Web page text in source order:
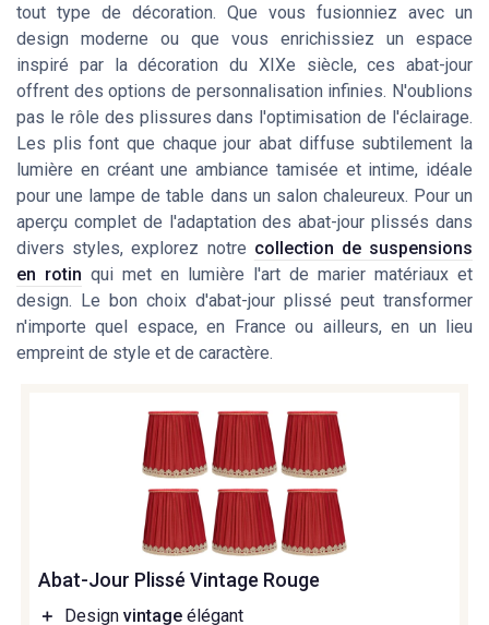
tout type de décoration. Que vous fusionniez avec un
design moderne ou que vous enrichissiez un espace
inspiré par la décoration du XIXe siècle, ces abat-jour
offrent des options de personnalisation infinies. N'oublions
pas le rôle des plissures dans l'optimisation de l'éclairage.
Les plis font que chaque jour abat diffuse subtilement la
lumière en créant une ambiance tamisée et intime, idéale
pour une lampe de table dans un salon chaleureux. Pour un
aperçu complet de l'adaptation des abat-jour plissés dans
divers styles, explorez notre collection de suspensions
en rotin qui met en lumière l'art de marier matériaux et
design. Le bon choix d'abat-jour plissé peut transformer
n'importe quel espace, en France ou ailleurs, en un lieu
empreint de style et de caractère.
Abat-Jour Plissé Vintage Rouge
＋ Design vintage élégant